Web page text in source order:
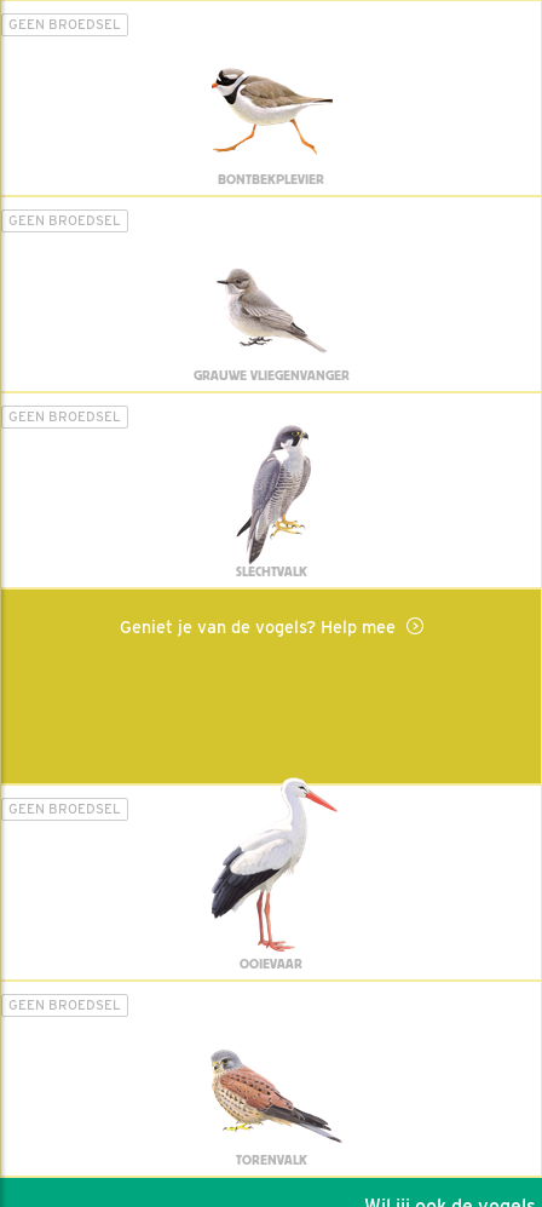
GEEN BROEDSEL
BONTBEKPLEVIER
GEEN BROEDSEL
GRAUWE VLIEGENVANGER
GEEN BROEDSEL
SLECHTVALK
Geniet je van de vogels? Help mee
GEEN BROEDSEL
OOIEVAAR
GEEN BROEDSEL
TORENVALK